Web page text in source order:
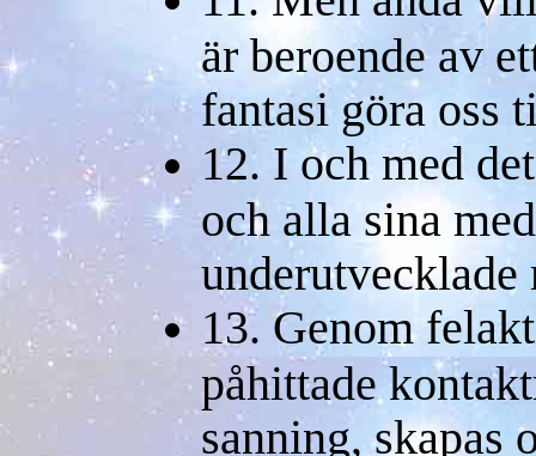
är beroende av
fantasi göra oss
12. I och med
och alla sina
underutvecklade
13. Genom
påhittade
sanning, skapas